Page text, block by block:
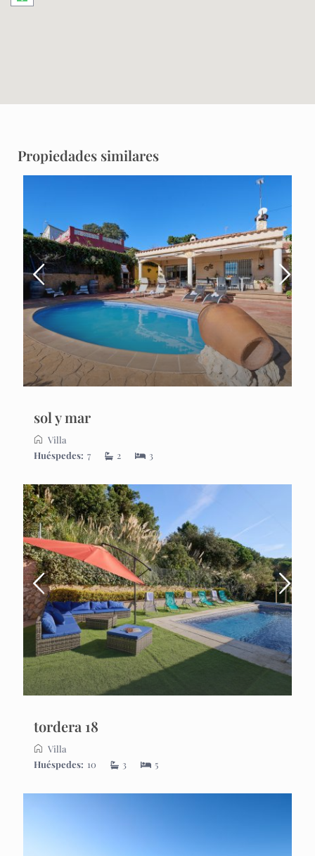
Propiedades similares
sol y mar
Villa
Huéspedes: 7 2 3
tordera 18
Villa
Huéspedes: 10 3 5